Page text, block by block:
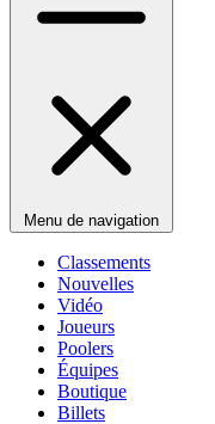
Menu de navigation
Classements
Nouvelles
Vidéo
Joueurs
Poolers
Équipes
Boutique
Billets